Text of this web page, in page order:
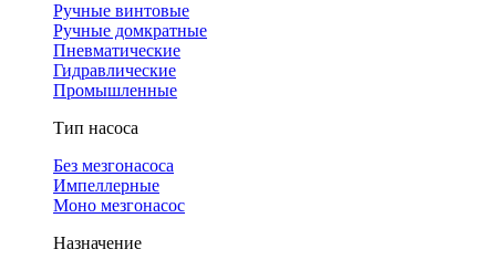
Ручные винтовые
Ручные домкратные
Пневматические
Гидравлические
Промышленные
Тип насоса
Без мезгонасоса
Импеллерные
Моно мезгонасос
Назначение